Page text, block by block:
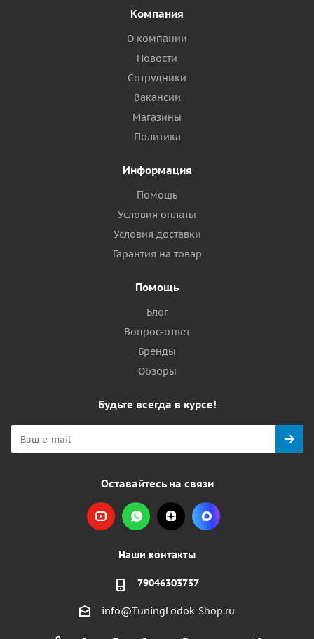
Компания
О компании
Новости
Сотрудники
Вакансии
Магазины
Политика
Информация
Помощь
Условия оплаты
Условия доставки
Гарантия на товар
Помощь
Блог
Вопрос-ответ
Бренды
Обзоры
Будьте всегда в курсе!
Оставайтесь на связи
Наши контакты
79046303737
info@TuningLodok-Shop.ru